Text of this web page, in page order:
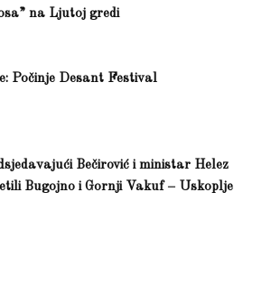
na Ljutoj gredi
Počinje Desant Festival
Bečirović i ministar Helez
Bugojno i Gornji Vakuf – Uskoplje